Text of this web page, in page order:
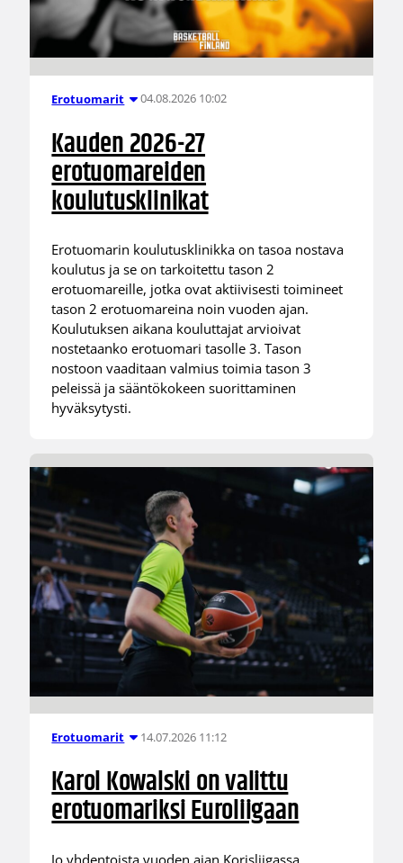
Erotuomarit 04.08.2026 10:02
Kauden 2026-27
erotuomareiden
koulutusklinikat
Erotuomarin koulutusklinikka on tasoa nostava
koulutus ja se on tarkoitettu tason 2
erotuomareille, jotka ovat aktiivisesti toimineet
tason 2 erotuomareina noin vuoden ajan.
Koulutuksen aikana kouluttajat arvioivat
nostetaanko erotuomari tasolle 3. Tason
nostoon vaaditaan valmius toimia tason 3
peleissä ja sääntökokeen suorittaminen
hyväksytysti.
Erotuomarit 14.07.2026 11:12
Karol Kowalski on valittu
erotuomariksi Euroliigaan
Jo yhdentoista vuoden ajan Korisliigassa